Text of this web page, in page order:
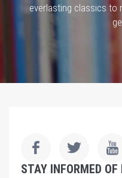
everlasting classics to
STAY INFORMED